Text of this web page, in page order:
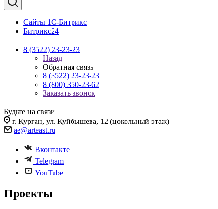
Сайты 1С-Битрикс
Битрикс24
8 (3522) 23-23-23
Назад
Обратная связь
8 (3522) 23-23-23
8 (800) 350-23-62
Заказать звонок
Будьте на связи
г. Курган, ул. Куйбышева, 12 (цокольный этаж)
ae@arteast.ru
Вконтакте
Telegram
YouTube
Проекты